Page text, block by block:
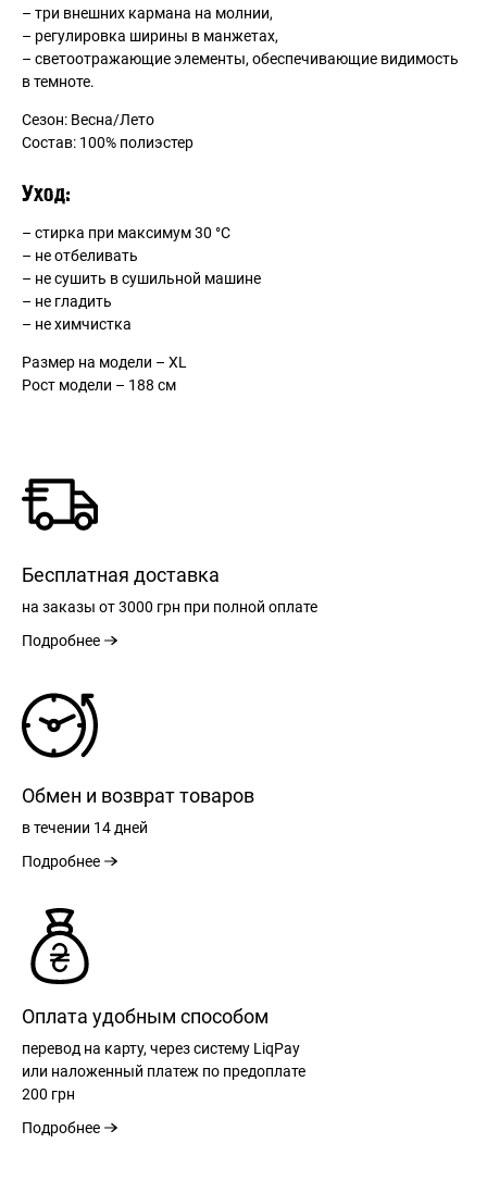
– три внешних кармана на молнии,
– регулировка ширины в манжетах,
– светоотражающие элементы, обеспечивающие видимость
в темноте.
Сезон: Весна/Лето
Состав: 100% полиэстер
Уход:
– стирка при максимум 30 °С
– не отбеливать
– не сушить в сушильной машине
– не гладить
– не химчистка
Размер на модели – XL
Рост модели – 188 см
Бесплатная доставка
на заказы от 3000 грн при полной оплате
Подробнее
Обмен и возврат товаров
в течении 14 дней
Подробнее
Оплата удобным способом
перевод на карту, через систему LiqPay
или наложенный платеж по предоплате
200 грн
Подробнее
РЕГИСТРАЦИЯ